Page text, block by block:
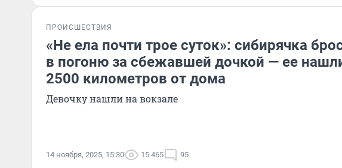
ПРОИСШЕСТВИЯ
«Не ела почти трое суток»: сибирячка
в погоню за сбежавшей дочкой — ее
2500 километров от дома
Девочку нашли на вокзале
14 ноября, 2025, 15:30 15 465 95